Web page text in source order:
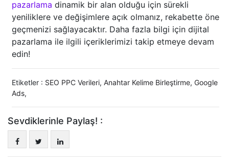
pazarlama dinamik bir alan olduğu için sürekli
yeniliklere ve değişimlere açık olmanız, rekabette öne
geçmenizi sağlayacaktır. Daha fazla bilgi için dijital
pazarlama ile ilgili içeriklerimizi takip etmeye devam
edin!
Etiketler : SEO PPC Verileri, Anahtar Kelime Birleştirme, Google
Ads,
Sevdiklerinle Paylaş! :